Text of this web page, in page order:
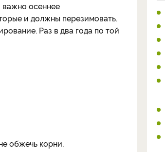
осеннее
и должны перезимовать.
Раз в два года по той
обжечь корни,